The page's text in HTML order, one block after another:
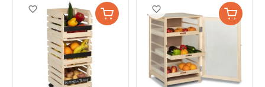
favorite_border favorite_border